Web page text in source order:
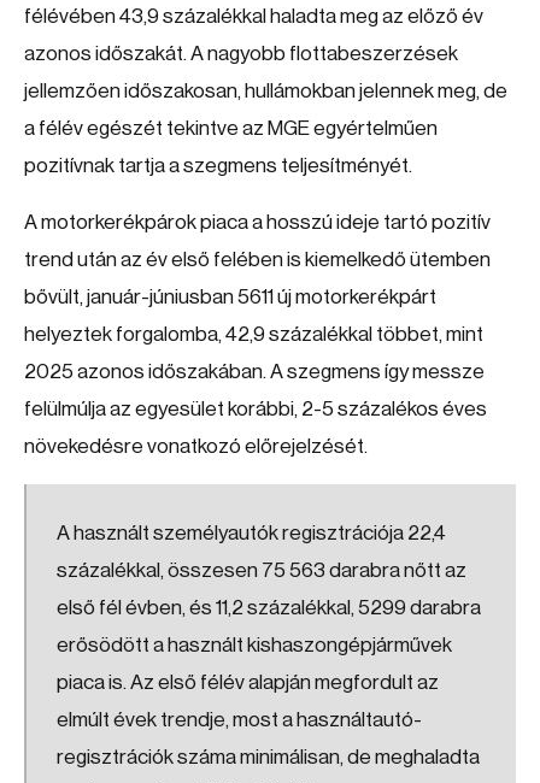
félévében 43,9 százalékkal haladta meg az előző év
azonos időszakát. A nagyobb flottabeszerzések
jellemzően időszakosan, hullámokban jelennek meg, de
a félév egészét tekintve az MGE egyértelműen
pozitívnak tartja a szegmens teljesítményét.
A motorkerékpárok piaca a hosszú ideje tartó pozitív
trend után az év első felében is kiemelkedő ütemben
bővült, január-júniusban 5611 új motorkerékpárt
helyeztek forgalomba, 42,9 százalékkal többet, mint
2025 azonos időszakában. A szegmens így messze
felülmúlja az egyesület korábbi, 2-5 százalékos éves
növekedésre vonatkozó előrejelzését.
A használt személyautók regisztrációja 22,4
százalékkal, összesen 75 563 darabra nőtt az
első fél évben, és 11,2 százalékkal, 5299 darabra
erősödött a használt kishaszongépjárművek
piaca is. Az első félév alapján megfordult az
elmúlt évek trendje, most a használtautó-
regisztrációk száma minimálisan, de meghaladta